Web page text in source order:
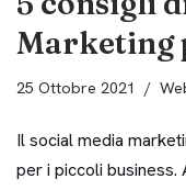
Marketing
25 Ottobre 2021
Il social media
per i piccoli business.